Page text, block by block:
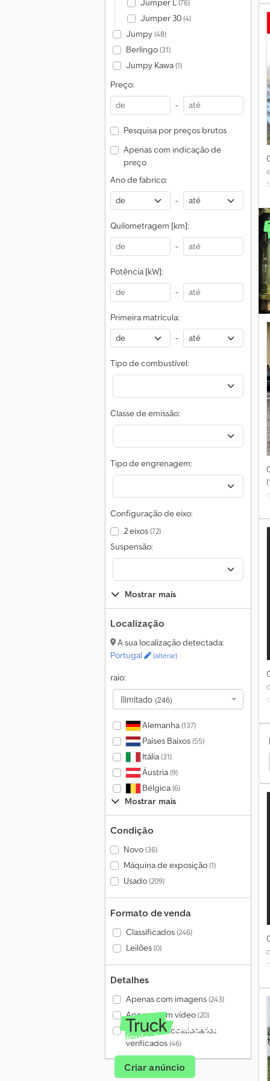
Jumper L(76)
Jumper 30(4)
Jumpy(48)
Berlingo(31)
Jumpy Kawa(1)
Preço:
-
Pesquisa por preços brutos
Apenas com indicação de
preço
Ano de fabrico:
-
Quilometragem [km]:
-
Potência [kW]:
-
Primeira matrícula:
-
Tipo de combustível:
Classe de emissão:
Tipo de engrenagem:
Configuração de eixo:
2 eixos(72)
Suspensão:
Mostrar mais
Localização
A sua localização detectada:
Portugal
(alterar)
raio:
Ilimitado (246)
Alemanha(137)
Países Baixos(55)
Itália(31)
Áustria(9)
Bélgica(6)
Mostrar mais
Condição
Novo(36)
Máquina de exposição(1)
Usado(209)
Formato de venda
Classificados(246)
Leilões(0)
Detalhes
Apenas com imagens(243)
Apenas com vídeo(20)
Apenas concessionários
verificados(46)
Veículo à venda?
Criar anúncio
Iveco Daily 35 Caravanas / Autocaravanas